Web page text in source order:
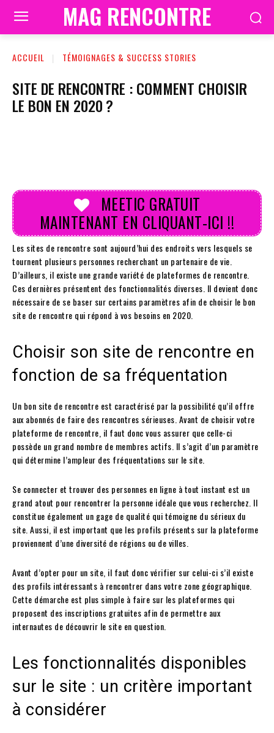
MAG RENCONTRE
ACCUEIL TÉMOIGNAGES & SUCCESS STORIES
SITE DE RENCONTRE : COMMENT CHOISIR
LE BON EN 2020 ?
MEETIC GRATUIT
MAINTENANT EN CLIQUANT-ICI !!
Les sites de rencontre sont aujourd’hui des endroits vers lesquels se
tournent plusieurs personnes recherchant un partenaire de vie.
D’ailleurs, il existe une grande variété de plateformes de rencontre.
Ces dernières présentent des fonctionnalités diverses. Il devient donc
nécessaire de se baser sur certains paramètres afin de choisir le bon
site de rencontre qui répond à vos besoins en 2020.
Choisir son site de rencontre en
fonction de sa fréquentation
Un bon site de rencontre est caractérisé par la possibilité qu’il offre
aux abonnés de faire des rencontres sérieuses. Avant de choisir votre
plateforme de rencontre, il faut donc vous assurer que celle-ci
possède un grand nombre de membres actifs. Il s’agit d’un paramètre
qui détermine l’ampleur des fréquentations sur le site.
Se connecter et trouver des personnes en ligne à tout instant est un
grand atout pour rencontrer la personne idéale que vous recherchez. Il
constitue également un gage de qualité qui témoigne du sérieux du
site. Aussi, il est important que les profils présents sur la plateforme
proviennent d’une diversité de régions ou de villes.
Avant d’opter pour un site, il faut donc vérifier sur celui-ci s’il existe
des profils intéressants à rencontrer dans votre zone géographique.
Cette démarche est plus simple à faire sur les plateformes qui
proposent des inscriptions gratuites afin de permettre aux
internautes de découvrir le site en question.
Les fonctionnalités disponibles
sur le site : un critère important
à considérer